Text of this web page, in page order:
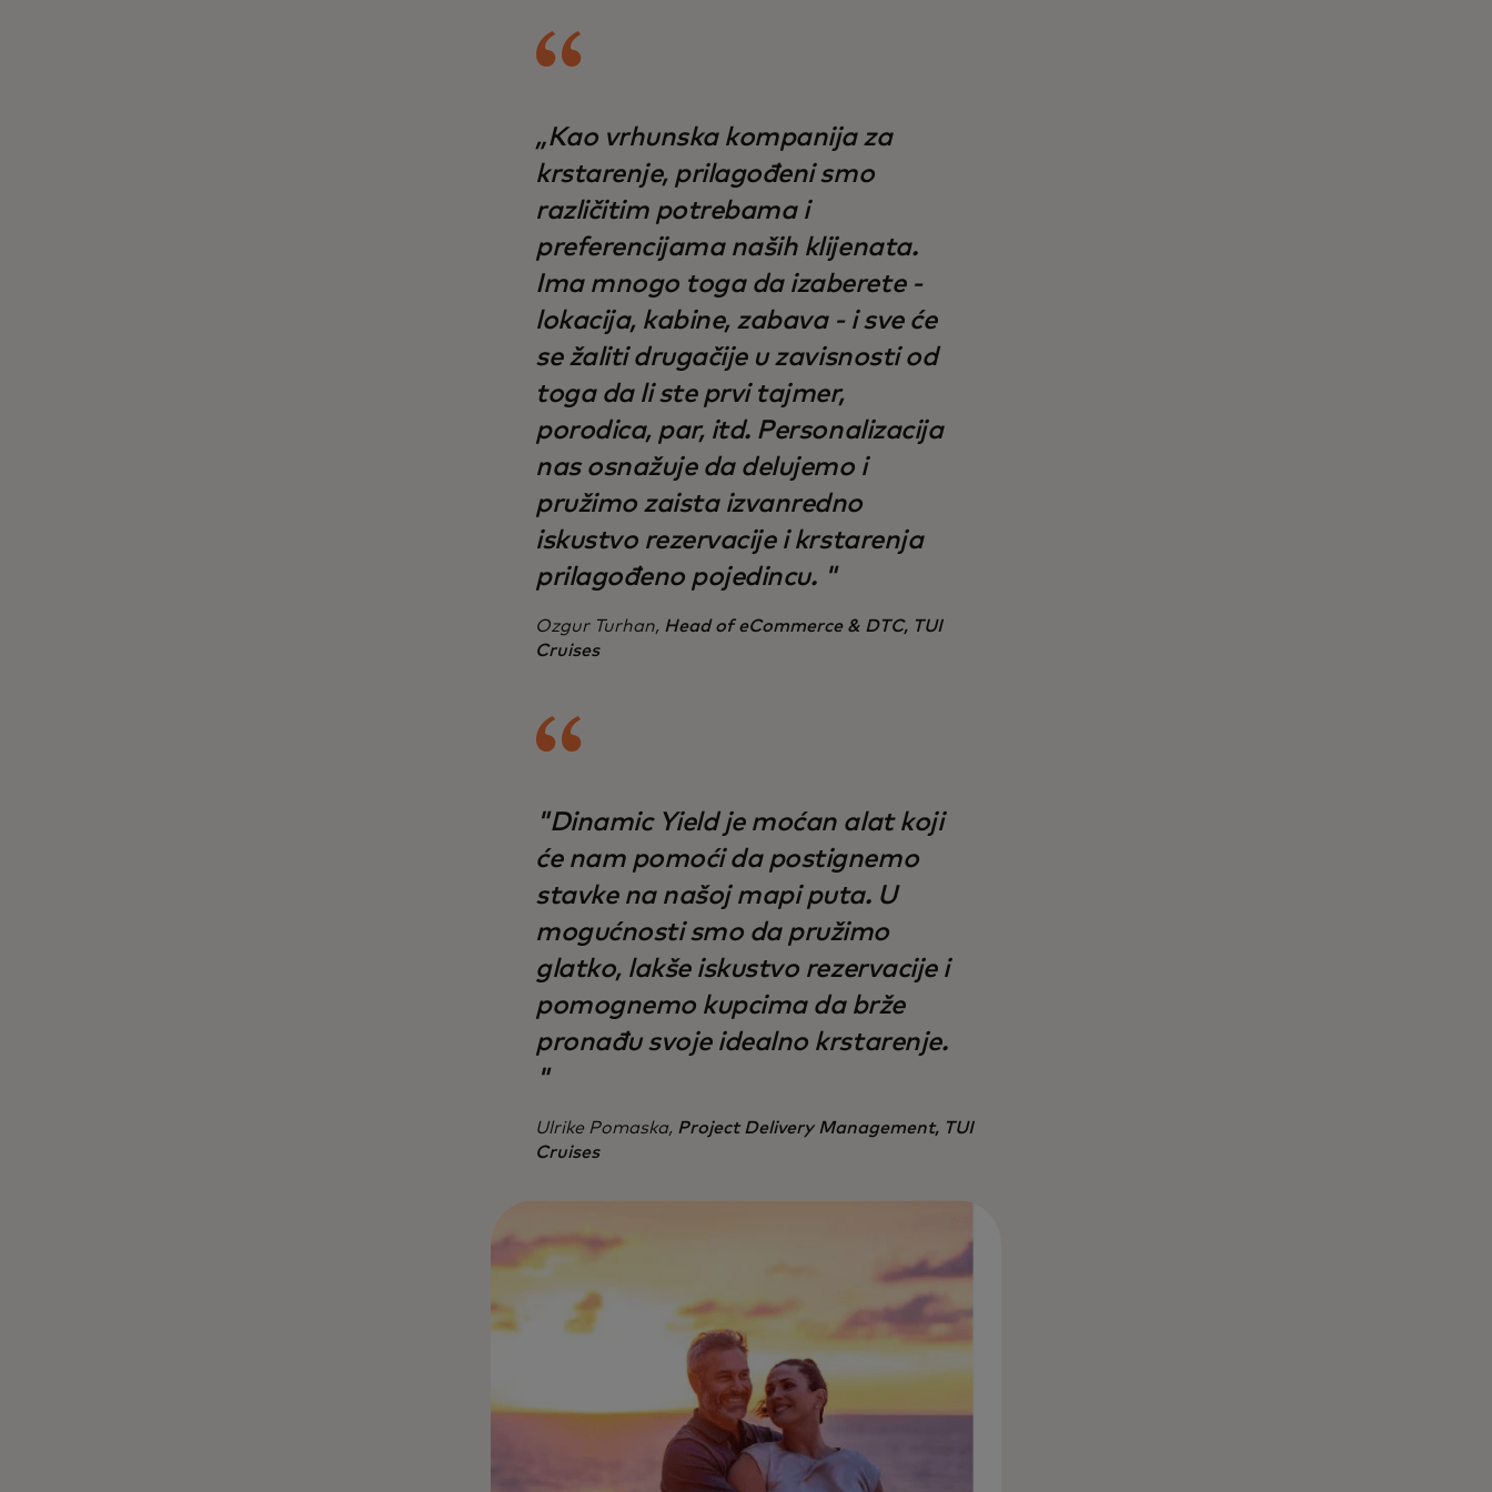
„Kao vrhunska kompanija za
krstarenje, prilagođeni smo
različitim potrebama i
preferencijama naših klijenata.
Ima mnogo toga da izaberete -
lokacija, kabine, zabava - i sve će
se žaliti drugačije u zavisnosti od
toga da li ste prvi tajmer,
porodica, par, itd. Personalizacija
nas osnažuje da delujemo i
pružimo zaista izvanredno
iskustvo rezervacije i krstarenja
prilagođeno pojedincu. "
Ozgur Turhan, Head of eCommerce & DTC, TUI
Cruises
"Dinamic Yield je moćan alat koji
će nam pomoći da postignemo
stavke na našoj mapi puta. U
mogućnosti smo da pružimo
glatko, lakše iskustvo rezervacije i
pomognemo kupcima da brže
pronađu svoje idealno krstarenje.
"
Ulrike Pomaska, Project Delivery Management, TUI
Cruises